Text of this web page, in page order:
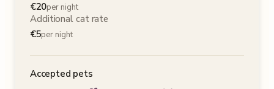
€20per night
Additional cat rate
€5per night
Accepted pets